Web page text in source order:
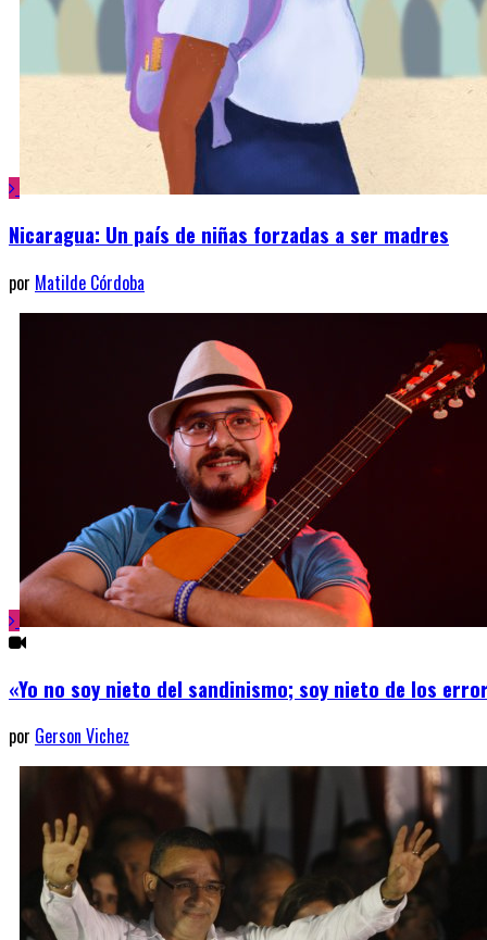
Nicaragua: Un país de niñas forzadas a ser madres
por Matilde Córdoba
«Yo no soy nieto del sandinismo; soy nieto de los
por Gerson Vichez